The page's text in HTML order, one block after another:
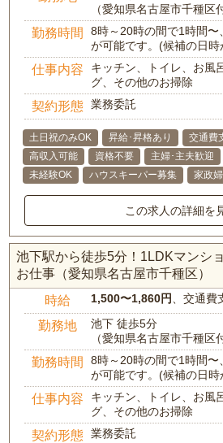
（愛知県名古屋市千種区
勤務時間
8時～20時の間で1時間〜
が可能です。(候補の日時
仕事内容
キッチン、トイレ、お風
グ、その他のお掃除
契約形態 業務委託
土日祝のみOK 昇給･昇格あり 交通費
高収入可能
資格不要 主婦･主夫歓迎
未経験OK
ハウスキーパー募集 家政
この求人の詳細を
池下駅から徒歩5分！1LDKマンシ
お仕事（愛知県名古屋市千種区）
時給 1,500〜1,860円 、交通
勤務地
池下 徒歩5分
（愛知県名古屋市千種区
勤務時間
8時～20時の間で1時間〜
が可能です。(候補の日時
仕事内容
キッチン、トイレ、お風
グ、その他のお掃除
契約形態 業務委託